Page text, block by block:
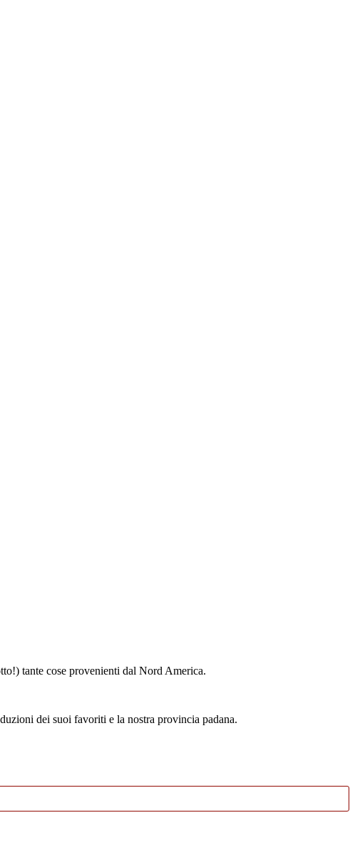
tante cose provenienti dal Nord America.
dei suoi favoriti e la nostra provincia padana.